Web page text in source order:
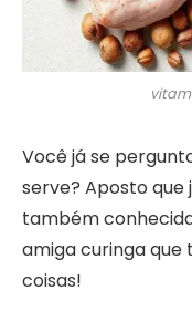
Você já se
serve? Aposto que
também
amiga curinga que
coisas!